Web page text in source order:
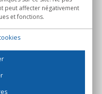
peut affecter négativement
et fonctions.